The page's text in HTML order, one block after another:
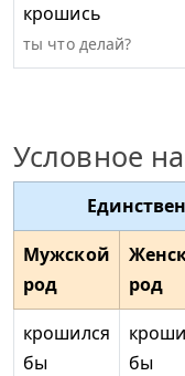
крошись
ты что делай?
Условное
Мужской
род
род
крошился
бы
бы